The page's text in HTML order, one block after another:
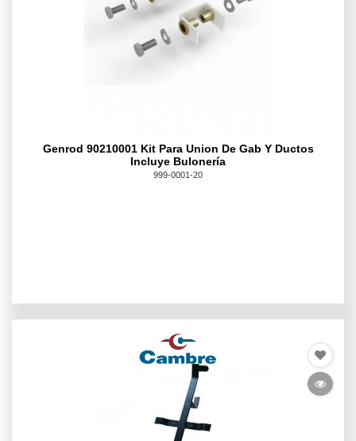
Genrod 90210001 Kit Para Union De Gab Y Ductos
Incluye Bulonería
999-0001-20